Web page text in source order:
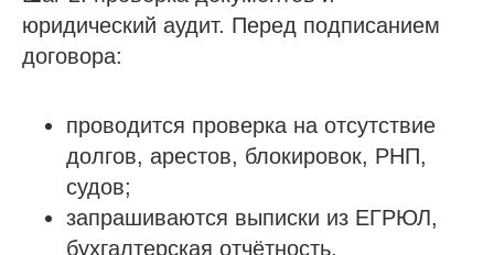
юридический аудит. Перед подписанием
договора:
проводится проверка на отсутствие
долгов, арестов, блокировок, РНП,
судов;
запрашиваются выписки из ЕГРЮЛ,
бухгалтерская отчётность,